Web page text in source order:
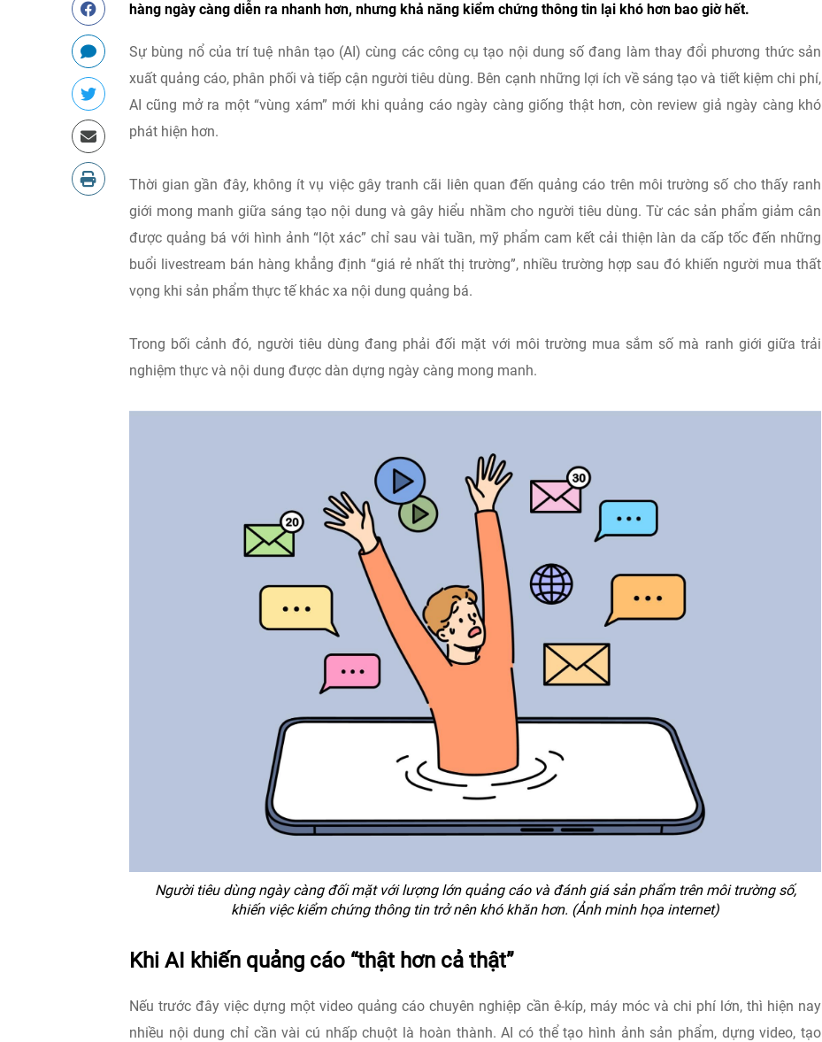
hàng ngày càng diễn ra nhanh hơn, nhưng khả năng kiểm chứng thông tin lại khó hơn bao giờ hết.
Sự bùng nổ của trí tuệ nhân tạo (AI) cùng các công cụ tạo nội dung số đang làm thay đổi phương thức sản
xuất quảng cáo, phân phối và tiếp cận người tiêu dùng. Bên cạnh những lợi ích về sáng tạo và tiết kiệm chi phí,
AI cũng mở ra một “vùng xám” mới khi quảng cáo ngày càng giống thật hơn, còn review giả ngày càng khó
phát hiện hơn.
Thời gian gần đây, không ít vụ việc gây tranh cãi liên quan đến quảng cáo trên môi trường số cho thấy ranh
giới mong manh giữa sáng tạo nội dung và gây hiểu nhầm cho người tiêu dùng. Từ các sản phẩm giảm cân
được quảng bá với hình ảnh “lột xác” chỉ sau vài tuần, mỹ phẩm cam kết cải thiện làn da cấp tốc đến những
buổi livestream bán hàng khẳng định “giá rẻ nhất thị trường”, nhiều trường hợp sau đó khiến người mua thất
vọng khi sản phẩm thực tế khác xa nội dung quảng bá.
Trong bối cảnh đó, người tiêu dùng đang phải đối mặt với môi trường mua sắm số mà ranh giới giữa trải
nghiệm thực và nội dung được dàn dựng ngày càng mong manh.
Người tiêu dùng ngày càng đối mặt với lượng lớn quảng cáo và đánh giá sản phẩm trên môi trường số,
khiến việc kiểm chứng thông tin trở nên khó khăn hơn. (Ảnh minh họa internet)
Khi AI khiến quảng cáo “thật hơn cả thật”
Nếu trước đây việc dựng một video quảng cáo chuyên nghiệp cần ê-kíp, máy móc và chi phí lớn, thì hiện nay
nhiều nội dung chỉ cần vài cú nhấp chuột là hoàn thành. AI có thể tạo hình ảnh sản phẩm, dựng video, tạo